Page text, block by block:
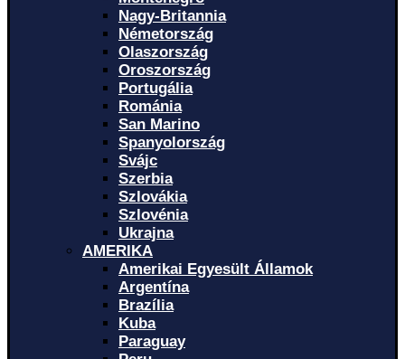
Nagy-Britannia
Németország
Olaszország
Oroszország
Portugália
Románia
San Marino
Spanyolország
Svájc
Szerbia
Szlovákia
Szlovénia
Ukrajna
AMERIKA
Amerikai Egyesült Államok
Argentína
Brazília
Kuba
Paraguay